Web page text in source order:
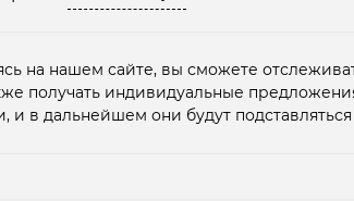
на нашем сайте, вы сможете
получать индивидуальные
и в дальнейшем они будут